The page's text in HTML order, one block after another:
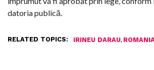
datoria publică.
RELATED TOPICS: IRINEU DARAU,